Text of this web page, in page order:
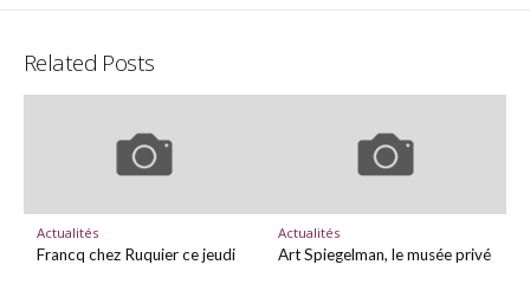
Related Posts
Actualités
Francq chez Ruquier ce jeudi
Actualités
Art Spiegelman, le musée privé